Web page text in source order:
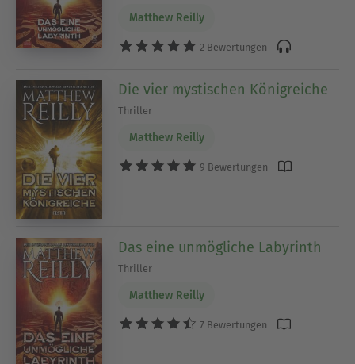
Matthew Reilly
2 Bewertungen
Die vier mystischen Königreiche
Thriller
Matthew Reilly
9 Bewertungen
Das eine unmögliche Labyrinth
Thriller
Matthew Reilly
7 Bewertungen